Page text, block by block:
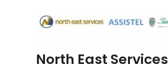
North East Services